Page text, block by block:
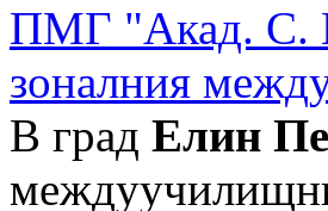
ПМГ "Акад. С.
зоналния
В град Елин